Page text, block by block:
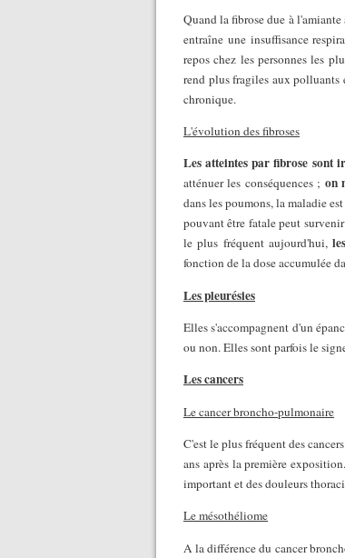
Quand la fibrose due à
entraîne une insuffisance
repos chez les personnes les
rend plus fragiles aux
chronique.
L'évolution des fibroses
Les atteintes par fibrose sont
atténuer les conséquences ; on
dans les poumons, la maladie
pouvant être fatale peut
le plus fréquent aujourd'hui,
fonction de la dose accumulée
Les pleurésies
Elles s'accompagnent d'un
ou non. Elles sont parfois le
Les cancers
Le cancer broncho-pulmonaire
C'est le plus fréquent des
ans après la première
important et des douleurs
Le mésothéliome
A la différence du cancer